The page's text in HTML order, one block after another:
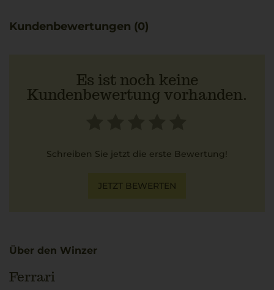
Ferrari verbindet hier Qualität und Innovationskraft, die
Kundenbewertungen (0)
Es ist noch keine
Kundenbewertung vorhanden.
Schreiben Sie jetzt die erste Bewertung!
JETZT BEWERTEN
Über den Winzer
Ferrari